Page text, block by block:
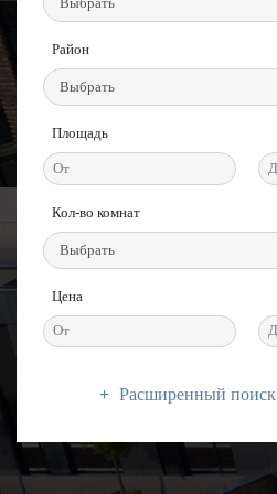
Район
Площадь
Кол-во комнат
Цена
Расширенный поиск
Цена
Цена
Цена